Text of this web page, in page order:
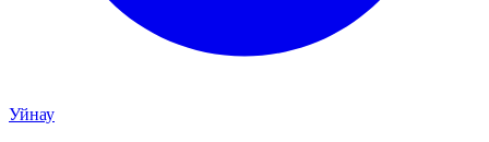
Уйнау